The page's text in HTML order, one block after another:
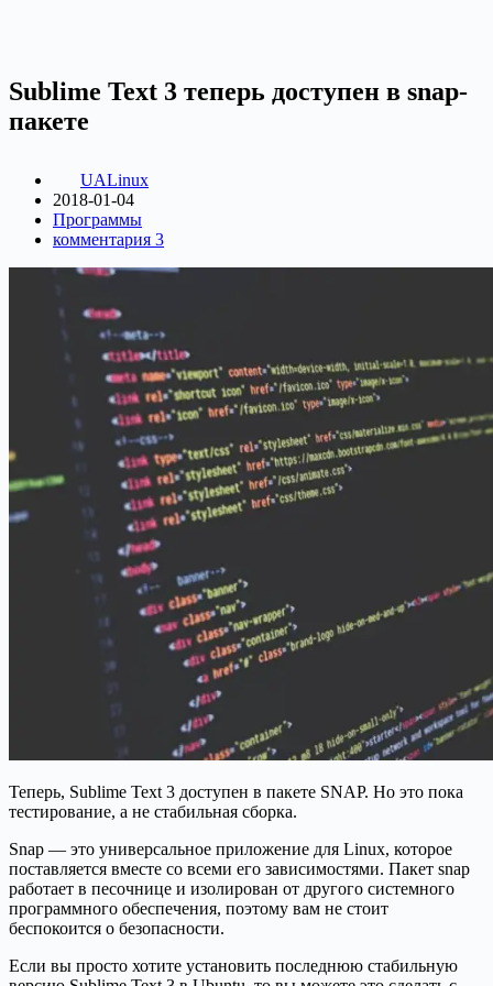
Sublime Text 3 теперь доступен в snap-
пакете
UALinux
2018-01-04
Программы
комментария 3
Теперь, Sublime Text 3 доступен в пакете SNAP. Но это пока
тестирование, а не стабильная сборка.
Snap — это универсальное приложение для Linux, которое
поставляется вместе со всеми его зависимостями. Пакет snap
работает в песочнице и изолирован от другого системного
программного обеспечения, поэтому вам не стоит
беспокоится о безопасности.
Если вы просто хотите установить последнюю стабильную